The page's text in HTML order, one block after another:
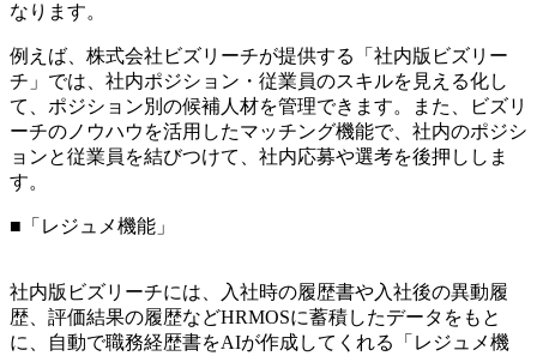
なります。
例えば、株式会社ビズリーチが提供する「社内版ビズリー
チ」では、社内ポジション・従業員のスキルを見える化し
て、ポジション別の候補人材を管理できます。また、ビズリ
ーチのノウハウを活用したマッチング機能で、社内のポジシ
ョンと従業員を結びつけて、社内応募や選考を後押ししま
す。
■「レジュメ機能」
社内版ビズリーチには、入社時の履歴書や入社後の異動履
歴、評価結果の履歴などHRMOSに蓄積したデータをもと
に、自動で職務経歴書をAIが作成してくれる「レジュメ機